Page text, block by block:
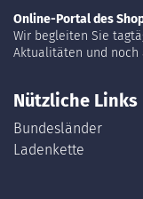
Online-Portal des
Wir begleiten Sie
Aktualitäten und noch
Nützliche Links
Bundesländer
Ladenkette